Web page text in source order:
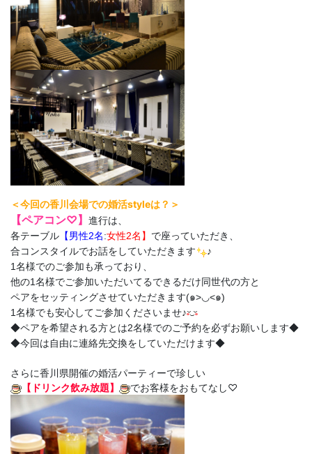
＜今回の香川会場での婚活styleは？＞
【ペアコン♡】 進行は、
各テーブル 【男性2名:女性2名】 で座っていただき、
合コンスタイルでお話をしていただきます
♪
1名様でのご参加も承っており、
他の1名様でご参加いただいてるできるだけ同世代の方と
ペアをセッティングさせていただきます(๑>◡<๑)
1名様でも安心してご参加くださいませ♪
◆ペアを希望される方とは2名様でのご予約を必ずお願いします◆
◆今回は自由に連絡先交換をしていただけます◆
さらに香川県開催の婚活パーティーで珍しい
【ドリンク飲み放題】
でお客様をおもてなし♡